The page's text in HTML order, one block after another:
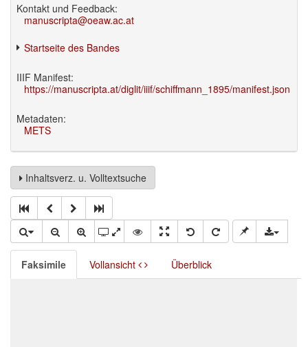
Kontakt und Feedback:
manuscripta@oeaw.ac.at
Startseite des Bandes
IIIF Manifest:
https://manuscripta.at/diglit/iiif/schiffmann_1895/manifest.json
Metadaten:
METS
Inhaltsverz. u. Volltextsuche
Faksimile Vollansicht Überblick